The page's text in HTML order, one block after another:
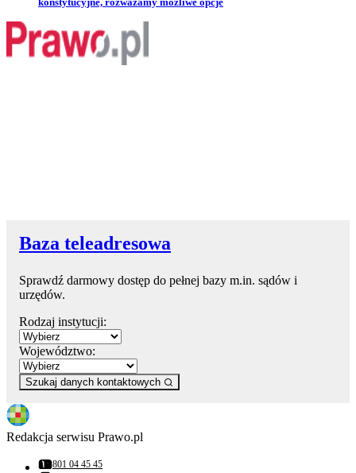
Baza teleadresowa
Sprawdź darmowy dostęp do pełnej bazy m.in. sądów i
urzędów.
Rodzaj instytucji:
Województwo:
Szukaj danych kontaktowych
Redakcja serwisu Prawo.pl
Numer telefonu:
801 04 45 45